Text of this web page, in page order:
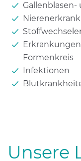
Formenkreis
Infektionen
Unsere